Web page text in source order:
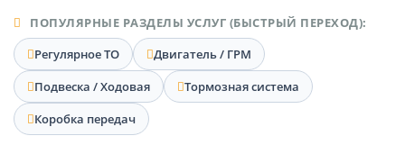
ПОПУЛЯРНЫЕ РАЗДЕЛЫ УСЛУГ (БЫСТРЫЙ ПЕРЕХОД):
Регулярное ТО
Двигатель / ГРМ
Подвеска / Ходовая
Тормозная система
Коробка передач